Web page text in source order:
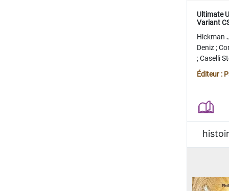
Ultimate
Variant
Hickman
Deniz;
;Caselli
Juan
Éditeur :